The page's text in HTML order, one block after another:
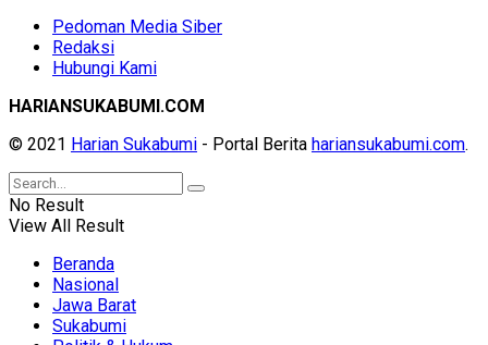
Pedoman Media Siber
Redaksi
Hubungi Kami
HARIANSUKABUMI.COM
© 2021 Harian Sukabumi - Portal Berita hariansukabumi.com.
No Result
View All Result
Beranda
Nasional
Jawa Barat
Sukabumi